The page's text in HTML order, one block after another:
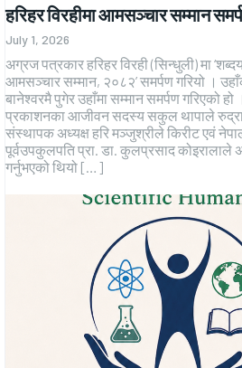
हरिहर विरहीमा आमसञ्चार सम्मान
July 1, 2026
अग्रज पत्रकार हरिहर विरही (सिन्धुली) मा
आमसञ्चार सम्मान, २०८२’ समर्पण गरियो ।
बानेश्वरमै पुगेर उहाँमा सम्मान समर्पण गरिएको
प्रकाशनका आजीवन सदस्य सकुल थापाले
संस्थापक अध्यक्ष हरि मञ्जुश्रीले किरीट एवं
पूर्वउपकुलपति प्रा. डा. कुलप्रसाद कोइरालाले
गर्नुभएको थियो […]